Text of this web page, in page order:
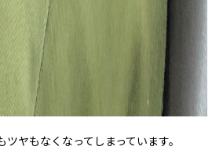
ヤもなくなってしまっています。